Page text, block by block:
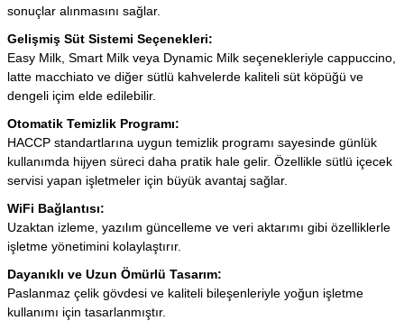
sonuçlar alınmasını sağlar.
Gelişmiş Süt Sistemi Seçenekleri:
Easy Milk, Smart Milk veya Dynamic Milk seçenekleriyle cappuccino,
latte macchiato ve diğer sütlü kahvelerde kaliteli süt köpüğü ve
dengeli içim elde edilebilir.
Otomatik Temizlik Programı:
HACCP standartlarına uygun temizlik programı sayesinde günlük
kullanımda hijyen süreci daha pratik hale gelir. Özellikle sütlü içecek
servisi yapan işletmeler için büyük avantaj sağlar.
WiFi Bağlantısı:
Uzaktan izleme, yazılım güncelleme ve veri aktarımı gibi özelliklerle
işletme yönetimini kolaylaştırır.
Dayanıklı ve Uzun Ömürlü Tasarım:
Paslanmaz çelik gövdesi ve kaliteli bileşenleriyle yoğun işletme
kullanımı için tasarlanmıştır.